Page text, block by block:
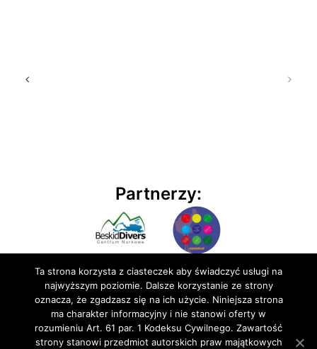
Partnerzy:
© 2020 BluEmu sp. z o.o. Wszelkie prawa zastrzeżone
Ta strona korzysta z ciasteczek aby świadczyć usługi na
najwyższym poziomie. Dalsze korzystanie ze strony
oznacza, że zgadzasz się na ich użycie. Niniejsza strona
ma charakter informacyjny i nie stanowi oferty w
rozumieniu Art. 61 par. 1 Kodeksu Cywilnego. Zawartość
strony stanowi przedmiot autorskich praw majątkowych